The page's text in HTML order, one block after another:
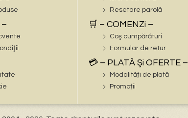
–
Resetare parolă
🛒 – COMENZi –
Coş cumpărături
Formular de retur
💳 – PLATĂ Şi OFERTE –
Modalități de plată
Promoții